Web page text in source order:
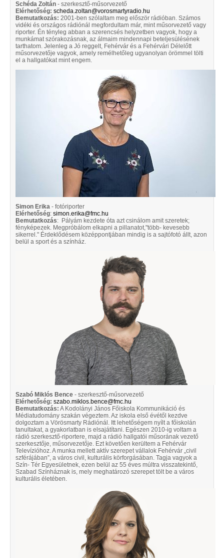
Schéda Zoltán - szerkesztő-műsorvezető
Elérhetőség: scheda.zoltan@vorosmartyradio.hu
Bemutatkozás: 2001-ben szólaltam meg először rádióban. Számos
vidéki és országos rádiónál megfordultam már, mint műsorvezető vagy
riporter. Én tényleg abban a szerencsés helyzetben vagyok, hogy a
munkámat szórakozásnak, az álmaim mindennapi beteljesülésének
tarthatom. Jelenleg a Jó reggelt, Fehérvár és a Fehérvári Délelőtt
műsorvezetője vagyok, amely remélhetőleg ugyanolyan örömmel tölti
el a hallgatókat mint engem.
Simon Erika - fotóriporter
Elérhetőség: simon.erika@fmc.hu
Bemutatkozás: Pályám kezdete óta azt csinálom amit szeretek;
fényképezek. Megpróbálom elkapni a pillanatot,"több- kevesebb
sikerrel." Érdeklődésem középpontjában mindig is a sajtófotó állt, azon
belül a sport és a színház.
Szabó Miklós Bence - szerkesztő-műsorvezető
Elérhetőség: szabo.miklos.bence@fmc.hu
Bemutatkozás: A Kodolányi János Főiskola Kommunikáció és
Médiatudomány szakán végeztem. Az iskola első évétől kezdve
dolgoztam a Vörösmarty Rádiónál. Itt lehetőségem nyílt a főiskolán
tanultakat, a gyakorlatban is elsajátítani. Egészen 2010-ig voltam a
rádió szerkesztő-riportere, majd a rádió hallgatói műsorának vezető
szerkesztője, műsorvezetője. Ezt követően kerültem a Fehérvár
Televízióhoz. A munka mellett aktív szerepet vállalok Fehérvár „civil
szférájában”, a város civil, kulturális körforgásában. Tagja vagyok a
Szín- Tér Egyesületnek, ezen belül az 55 éves múltra visszatekintő,
Szabad Színháznak is, mely meghatározó szerepet tölt be a város
kulturális életében.